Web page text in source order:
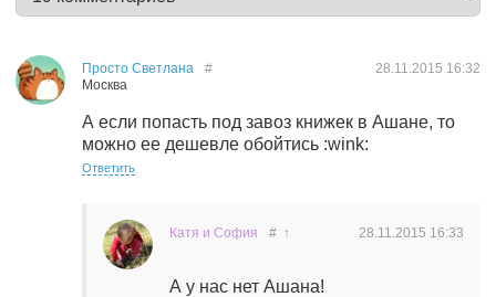
Просто Светлана
Москва
28.11.2015 16:32
#
А если попасть под завоз книжек в Ашане, то
можно ее дешевле обойтись :wink:
Ответить
Катя и София 28.11.2015 16:33
# ↑
А у нас нет Ашана!